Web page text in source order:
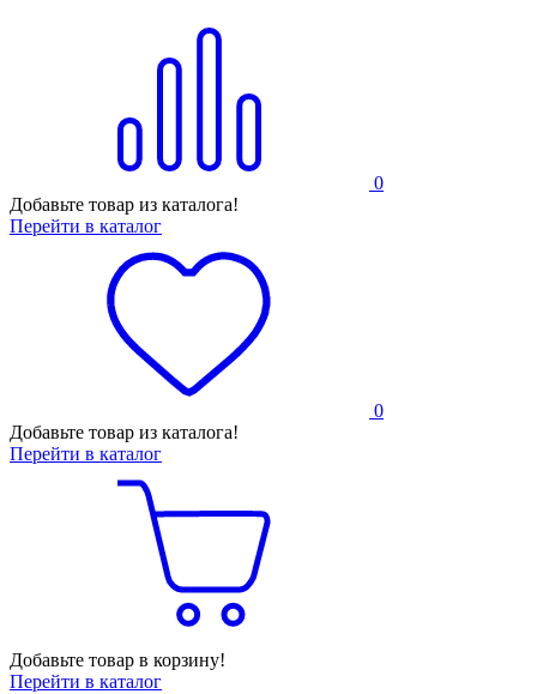
0
Добавьте товар из каталога!
Перейти в каталог
0
Добавьте товар из каталога!
Перейти в каталог
Добавьте товар в корзину!
Перейти в каталог